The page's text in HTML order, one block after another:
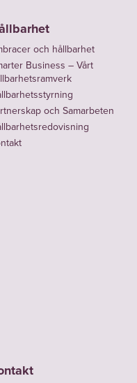
och hållbarhet
Business – Vårt
och Samarbeten